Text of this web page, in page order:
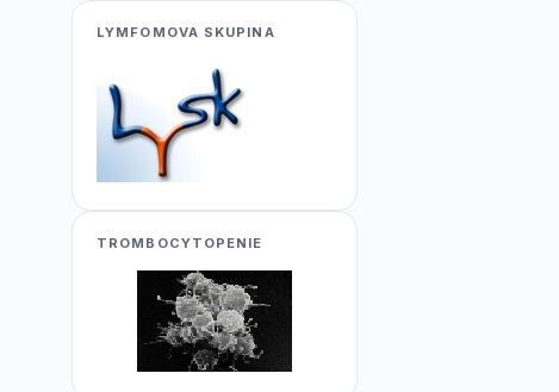
LYMFOMOVA SKUPINA
TROMBOCYTOPENIE